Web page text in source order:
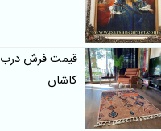
قیمت فرش درب
کاشان